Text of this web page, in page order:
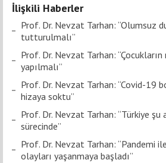
İlişkili Haberler
Prof. Dr. Nevzat Tarhan: “Olumsuz
tutturulmalı”
Prof. Dr. Nevzat Tarhan:
yapılmalı”
Prof. Dr. Nevzat Tarhan: “Covid-19
hizaya soktu”
Prof. Dr. Nevzat Tarhan: “Türkiye
sürecinde”
Prof. Dr. Nevzat Tarhan: “Pandemi
olayları yaşanmaya başladı”